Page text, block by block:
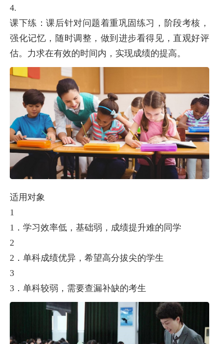
4.
课下练：课后针对问题着重巩固练习，阶段考核，
强化记忆，随时调整，做到进步看得见，直观好评
估。力求在有效的时间内，实现成绩的提高。
适用对象
1
1．学习效率低，基础弱，成绩提升难的同学
2
2．单科成绩优异，希望高分拔尖的学生
3
3．单科较弱，需要查漏补缺的考生